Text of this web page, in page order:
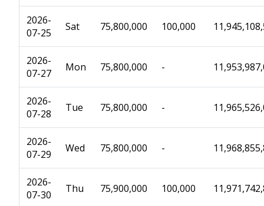
2026-
07-25
Sat 75,800,000 100,000
2026-
07-27
Mon 75,800,000 -
2026-
07-28
Tue 75,800,000 -
2026-
07-29
Wed 75,800,000 -
2026-
07-30
Thu 75,900,000 100,000